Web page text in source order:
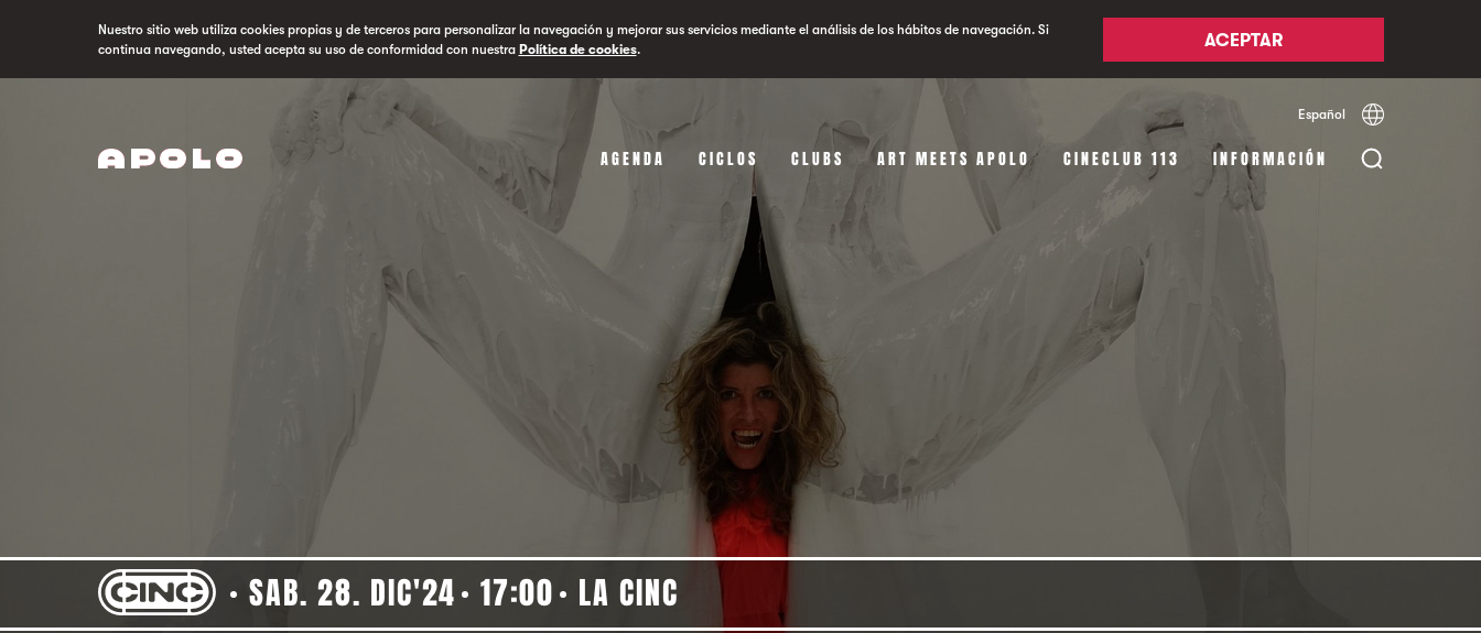
Nuestro sitio web utiliza cookies propias y de terceros para personalizar la navegación y mejorar sus servicios mediante el análisis de los hábitos de navegación. Si
continua navegando, usted acepta su uso de conformidad con nuestra Política de cookies. ACEPTAR
Español Català
AGENDA CICLOS CLUBS ART MEETS APOLO CINECLUB 113 INFORMACIÓN
SAB. 28. DIC'24 17:00 LA CINC